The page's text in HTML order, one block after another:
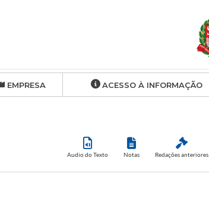
EMPRESA ACESSO À INFORMAÇÃO
Audio do Texto Notas Redações anteriores